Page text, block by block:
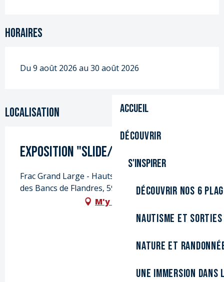
Accueil
Découvrir
S'inspirer
Découvrir nos 6
Nautisme et sorties
Nature et
Une immersion
Horaires
Du 9 août 2026 au 30 août 2026
Localisation
Exposition "Slide/Show"
Frac Grand Large - Hauts-de-France, 503 avenue
des Bancs de Flandres, 59140 Dunkerque
M'y rendre